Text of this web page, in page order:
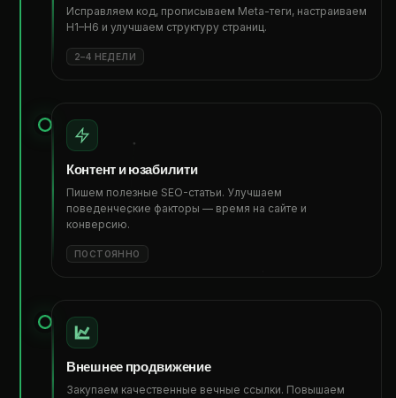
Исправляем код, прописываем Meta-теги, настраиваем
H1–H6 и улучшаем структуру страниц.
2–4 НЕДЕЛИ
Контент и юзабилити
Пишем полезные SEO-статьи. Улучшаем
поведенческие факторы — время на сайте и
конверсию.
ПОСТОЯННО
Внешнее продвижение
Закупаем качественные вечные ссылки. Повышаем